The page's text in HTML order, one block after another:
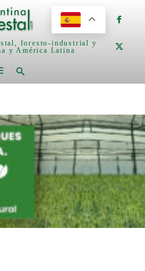
foresto-industrial y
y América Latina